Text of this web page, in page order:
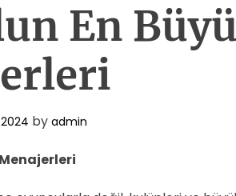
En
by admin